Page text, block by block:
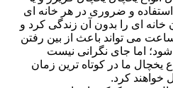
استفاده و ضروری در هر خانه ای
ای را بدون آن زندگی کرد و
می تواند باعث از بین رفتن
اما جای نگرانی نیست
یخچال ما در کوتاه ترین زمان
کرد.